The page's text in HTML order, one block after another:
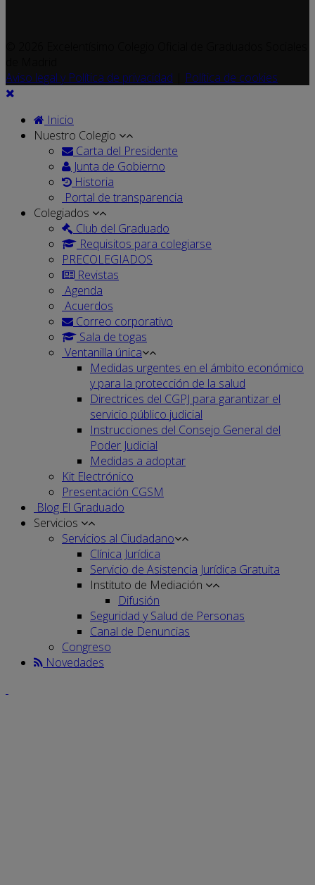
Aviso legal y Política de privacidad
Política de cookies
Inicio
Nuestro Colegio
Carta del Presidente
Junta de Gobierno
Historia
Portal de transparencia
Colegiados
Club del Graduado
Requisitos para colegiarse
PRECOLEGIADOS
Revistas
Agenda
Acuerdos
Correo corporativo
Sala de togas
Ventanilla única
Medidas urgentes en el ámbito económico
y para la protección de la salud
Directrices del CGPJ para garantizar el
servicio público judicial
Instrucciones del Consejo General del
Poder Judicial
Medidas a adoptar
Kit Electrónico
Presentación CGSM
Blog El Graduado
Servicios
Servicios al Ciudadano
Clínica Jurídica
Servicio de Asistencia Jurídica Gratuita
Instituto de Mediación
Difusión
Seguridad y Salud de Personas
Canal de Denuncias
Congreso
Novedades